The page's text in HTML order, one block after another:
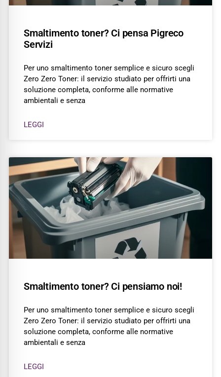
Smaltimento toner? Ci pensa Pigreco
Servizi
Per uno smaltimento toner semplice e sicuro scegli
Zero Zero Toner: il servizio studiato per offrirti una
soluzione completa, conforme alle normative
ambientali e senza
LEGGI
Smaltimento toner? Ci pensiamo noi!
Per uno smaltimento toner semplice e sicuro scegli
Zero Zero Toner: il servizio studiato per offrirti una
soluzione completa, conforme alle normative
ambientali e senza
LEGGI